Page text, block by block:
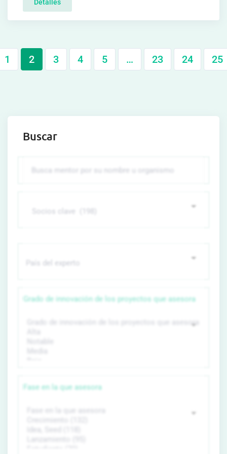
Detalles
1 2 3 4 5 … 23 24 25
Buscar
Grado de innovación de los proyectos que asesora
Fase en la que asesora